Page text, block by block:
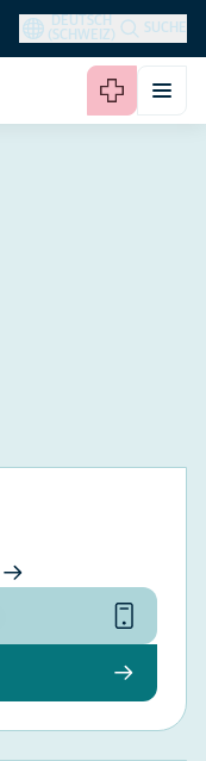
DEUTSCH
(SCHWEIZ)
SUCHE